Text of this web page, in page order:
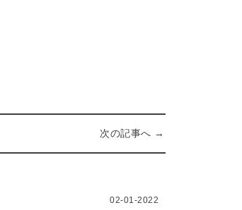
次の記事へ →
02-01-2022